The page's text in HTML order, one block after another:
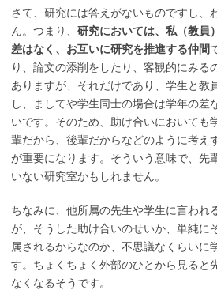
さて、研究には答えがないものですし、
ん。つまり、 研究においては、私（教員
差はなく、お互いに研究を推進する仲間
り、論文の添削をしたり、客観的にみる
ありますが、それだけであり、学生と教
し、ましてや学生同士の場合は学年の差
いです。そのため、助け合いにおいても
輩だから、後輩だからなどのように考え
が重要になります。そういう意味で、先
いない研究室かもしれません。
ちなみに、他所属の先生や学生に言われ
が、そうした助け合いのせいか、単純に
属されるからなのか、不思議なくらいに
す。ちょくちょく外部のひとから見ると
なくなるそうです。